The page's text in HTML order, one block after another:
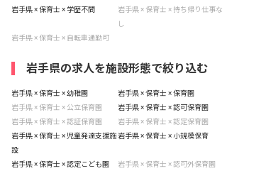
岩手県 × 保育士 × 学歴不問
岩手県 × 保育士 × 持ち帰り仕事な
し
岩手県 × 保育士 × 自転車通勤可
岩手県の求人を施設形態で絞り込む
岩手県 × 保育士 × 幼稚園
岩手県 × 保育士 × 保育園
岩手県 × 保育士 × 公立保育園
岩手県 × 保育士 × 認可保育園
岩手県 × 保育士 × 認証保育園
岩手県 × 保育士 × 認定保育園
岩手県 × 保育士 × 児童発達支援施
設
岩手県 × 保育士 × 小規模保育
岩手県 × 保育士 × 認定こども園
岩手県 × 保育士 × 認可外保育園